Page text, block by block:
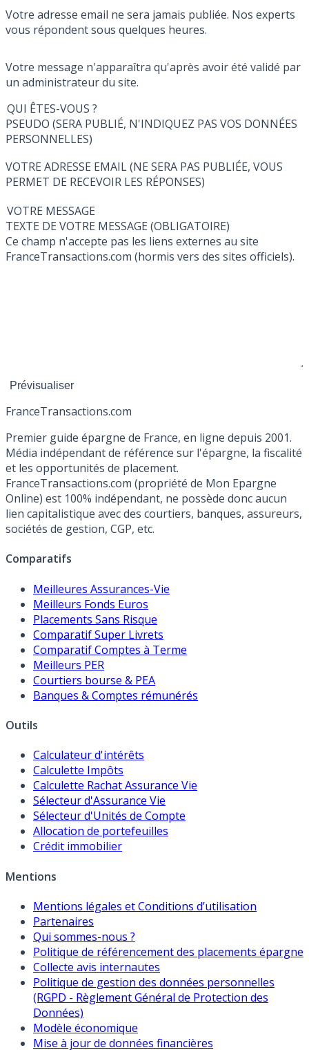
Votre adresse email ne sera jamais publiée. Nos experts
vous répondent sous quelques heures.
Votre message n'apparaîtra qu'après avoir été validé par
un administrateur du site.
QUI ÊTES-VOUS ?
PSEUDO (SERA PUBLIÉ, N'INDIQUEZ PAS VOS DONNÉES
PERSONNELLES)
VOTRE ADRESSE EMAIL (NE SERA PAS PUBLIÉE, VOUS
PERMET DE RECEVOIR LES RÉPONSES)
VOTRE MESSAGE
TEXTE DE VOTRE MESSAGE (OBLIGATOIRE)
Ce champ n'accepte pas les liens externes au site
FranceTransactions.com (hormis vers des sites officiels).
FranceTransactions.com
Premier guide épargne de France, en ligne depuis 2001.
Média indépendant de référence sur l'épargne, la fiscalité
et les opportunités de placement.
FranceTransactions.com (propriété de Mon Epargne
Online) est 100% indépendant, ne possède donc aucun
lien capitalistique avec des courtiers, banques, assureurs,
sociétés de gestion, CGP, etc.
Comparatifs
Meilleures Assurances-Vie
Meilleurs Fonds Euros
Placements Sans Risque
Comparatif Super Livrets
Comparatif Comptes à Terme
Meilleurs PER
Courtiers bourse & PEA
Banques & Comptes rémunérés
Outils
Calculateur d'intérêts
Calculette Impôts
Calculette Rachat Assurance Vie
Sélecteur d'Assurance Vie
Sélecteur d'Unités de Compte
Allocation de portefeuilles
Crédit immobilier
Mentions
Mentions légales et Conditions d’utilisation
Partenaires
Qui sommes-nous ?
Politique de référencement des placements épargne
Collecte avis internautes
Politique de gestion des données personnelles
(RGPD - Règlement Général de Protection des
Données)
Modèle économique
Mise à jour de données financières